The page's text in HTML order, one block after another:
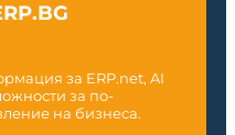
за ERP.net, AI
за по-
на бизнеса.